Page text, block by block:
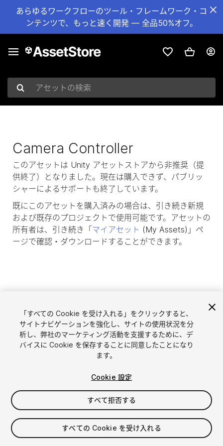
あらゆるワークフローのツール・フレームワーク・コ
ンテンツで、もっと速く開発 — 全品50%オフ。
アセットの検索
Camera Controller
このアセットは Unity アセットストアから非推奨（提
供終了）となりました。現在は購入できず、パブリッ
シャーによるサポートも終了しています。
既にこのアセットを購入済みの場合は、引き続き新規
および既存のプロジェクトで使用可能です。アセットの
所有者は、引き続き「 マイアセット (My Assets)」ペ
ージで確認・ダウンロードすることができます。
简体中文
한국어
日本語
販売審査ガイドライン
Asset Store Tools
パブリッシャー管理画面
よくあるご質問
「すべての Cookie を受け入れる」をクリックすると、
サイトナビゲーションを強化し、サイトの使用状況を分
析し、弊社のマーケティング活動を支援するために、デ
バイスに Cookie を保存することに同意したことになり
ます。
Cookie 設定
すべて拒否する
すべての Cookie を受け入れる